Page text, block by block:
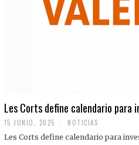
Les Corts define calendario para
15 JUNIO, 2025 NOTICIAS
Les Corts define calendario para